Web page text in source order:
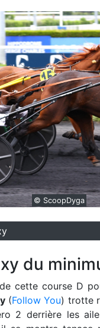
© ScoopDyga
du
cette course D
(Follow You) trotte
2 derrière les